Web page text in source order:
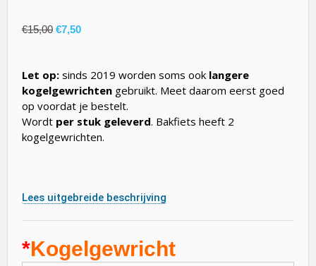
€15,00 €7,50
Let op: sinds 2019 worden soms ook langere
kogelgewrichten gebruikt. Meet daarom eerst goed
op voordat je bestelt.
Wordt per stuk geleverd. Bakfiets heeft 2
kogelgewrichten.
Lees uitgebreide beschrijving
*Kogelgewricht